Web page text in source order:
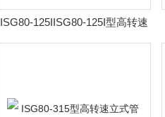
ISG80-125IISG80-125I型高转速
立式管道泵 管道多级泵